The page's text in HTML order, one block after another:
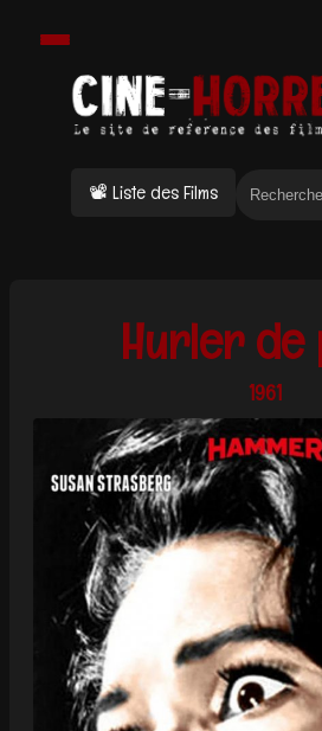
📽 Liste des Films
Hurler de
1961